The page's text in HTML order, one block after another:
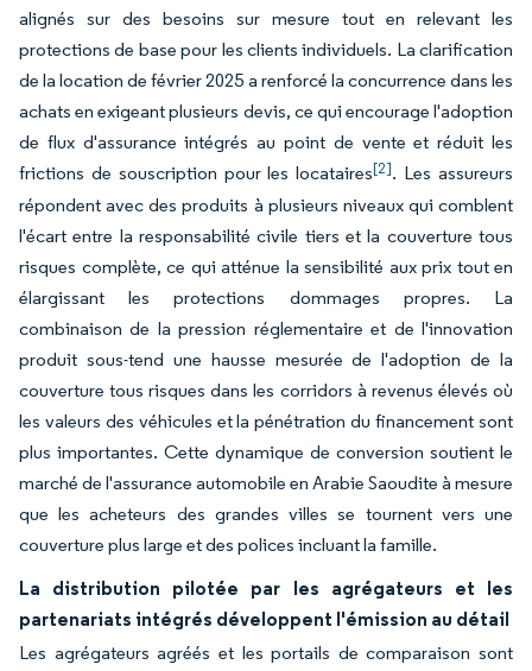
alignés sur des besoins sur mesure tout en relevant les
protections de base pour les clients individuels. La clarification
de la location de février 2025 a renforcé la concurrence dans les
achats en exigeant plusieurs devis, ce qui encourage l'adoption
de flux d'assurance intégrés au point de vente et réduit les
frictions de souscription pour les locataires[2]. Les assureurs
répondent avec des produits à plusieurs niveaux qui comblent
l'écart entre la responsabilité civile tiers et la couverture tous
risques complète, ce qui atténue la sensibilité aux prix tout en
élargissant les protections dommages propres. La
combinaison de la pression réglementaire et de l'innovation
produit sous-tend une hausse mesurée de l'adoption de la
couverture tous risques dans les corridors à revenus élevés où
les valeurs des véhicules et la pénétration du financement sont
plus importantes. Cette dynamique de conversion soutient le
marché de l'assurance automobile en Arabie Saoudite à mesure
que les acheteurs des grandes villes se tournent vers une
couverture plus large et des polices incluant la famille.
La distribution pilotée par les agrégateurs et les
partenariats intégrés développent l'émission au détail
Les agrégateurs agréés et les portails de comparaison sont